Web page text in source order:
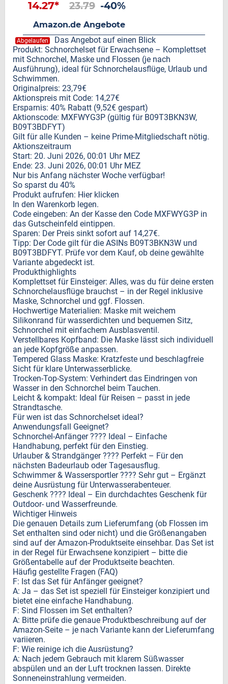
14.27* 23.79 -40%
Amazon.de Angebote
Abgelaufen
Das Angebot auf einen Blick
Produkt: Schnorchelset für Erwachsene – Komplettset
mit Schnorchel, Maske und Flossen (je nach
Ausführung), ideal für Schnorchelausflüge, Urlaub und
Schwimmen.
Originalpreis: 23,79€
Aktionspreis mit Code: 14,27€
Ersparnis: 40% Rabatt (9,52€ gespart)
Aktionscode: MXFWYG3P (gültig für B09T3BKN3W,
B09T3BDFYT)
Gilt für alle Kunden – keine Prime-Mitgliedschaft nötig.
Aktionszeitraum
Start: 20. Juni 2026, 00:01 Uhr MEZ
Ende: 23. Juni 2026, 00:01 Uhr MEZ
Nur bis Anfang nächster Woche verfügbar!
So sparst du 40%
Produkt aufrufen: Hier klicken
In den Warenkorb legen.
Code eingeben: An der Kasse den Code MXFWYG3P in
das Gutscheinfeld eintippen.
Sparen: Der Preis sinkt sofort auf 14,27€.
Tipp: Der Code gilt für die ASINs B09T3BKN3W und
B09T3BDFYT. Prüfe vor dem Kauf, ob deine gewählte
Variante abgedeckt ist.
Produkthighlights
Komplettset für Einsteiger: Alles, was du für deine ersten
Schnorchelausflüge brauchst – in der Regel inklusive
Maske, Schnorchel und ggf. Flossen.
Hochwertige Materialien: Maske mit weichem
Silikonrand für wasserdichten und bequemen Sitz,
Schnorchel mit einfachem Ausblasventil.
Verstellbares Kopfband: Die Maske lässt sich individuell
an jede Kopfgröße anpassen.
Tempered Glass Maske: Kratzfeste und beschlagfreie
Sicht für klare Unterwasserblicke.
Trocken-Top-System: Verhindert das Eindringen von
Wasser in den Schnorchel beim Tauchen.
Leicht & kompakt: Ideal für Reisen – passt in jede
Strandtasche.
Für wen ist das Schnorchelset ideal?
Anwendungsfall Geeignet?
Schnorchel-Anfänger ???? Ideal – Einfache
Handhabung, perfekt für den Einstieg.
Urlauber & Strandgänger ???? Perfekt – Für den
nächsten Badeurlaub oder Tagesausflug.
Schwimmer & Wassersportler ???? Sehr gut – Ergänzt
deine Ausrüstung für Unterwasserabenteuer.
Geschenk ???? Ideal – Ein durchdachtes Geschenk für
Outdoor- und Wasserfreunde.
Wichtiger Hinweis
Die genauen Details zum Lieferumfang (ob Flossen im
Set enthalten sind oder nicht) und die Größenangaben
sind auf der Amazon-Produktseite einsehbar. Das Set ist
in der Regel für Erwachsene konzipiert – bitte die
Größentabelle auf der Produktseite beachten.
Häufig gestellte Fragen (FAQ)
F: Ist das Set für Anfänger geeignet?
A: Ja – das Set ist speziell für Einsteiger konzipiert und
bietet eine einfache Handhabung.
F: Sind Flossen im Set enthalten?
A: Bitte prüfe die genaue Produktbeschreibung auf der
Amazon-Seite – je nach Variante kann der Lieferumfang
variieren.
F: Wie reinige ich die Ausrüstung?
A: Nach jedem Gebrauch mit klarem Süßwasser
abspülen und an der Luft trocknen lassen. Direkte
Sonneneinstrahlung vermeiden.